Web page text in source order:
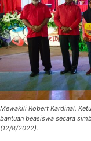
Mewakili Robert Kardinal,
bantuan beasiswa secara
(12/8/2022).